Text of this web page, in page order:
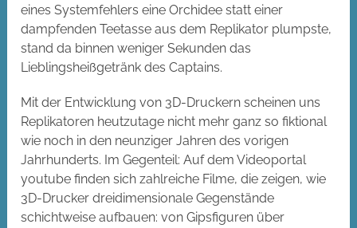
eines Systemfehlers eine Orchidee statt einer
dampfenden Teetasse aus dem Replikator plumpste,
stand da binnen weniger Sekunden das
Lieblingsheißgetränk des Captains.
Mit der Entwicklung von 3D-Druckern scheinen uns
Replikatoren heutzutage nicht mehr ganz so fiktional
wie noch in den neunziger Jahren des vorigen
Jahrhunderts. Im Gegenteil: Auf dem Videoportal
youtube finden sich zahlreiche Filme, die zeigen, wie
3D-Drucker dreidimensionale Gegenstände
schichtweise aufbauen: von Gipsfiguren über